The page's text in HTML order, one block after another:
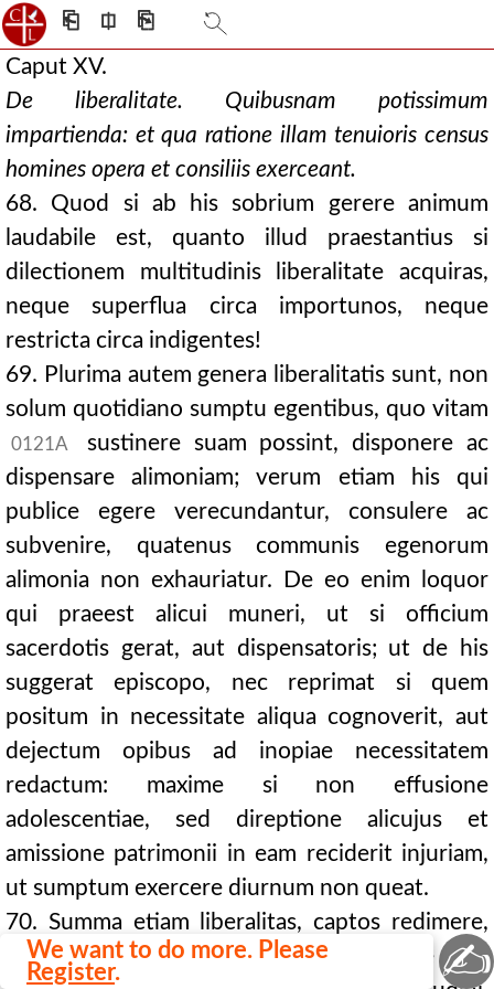
⎗ ⎅ ⎘
We want to do more. Please
Register.
Caput XV.
De liberalitate. Quibusnam potissimum
impartienda: et qua ratione illam tenuioris census
homines opera et consiliis exerceant.
68. Quod si ab his sobrium gerere animum
laudabile est, quanto illud praestantius si
dilectionem multitudinis liberalitate acquiras,
neque superflua circa importunos, neque
restricta circa indigentes!
69. Plurima autem genera liberalitatis sunt, non
solum quotidiano sumptu egentibus, quo vitam
0121A
sustinere suam possint, disponere ac
dispensare alimoniam; verum etiam his qui
publice egere verecundantur, consulere ac
subvenire, quatenus communis egenorum
alimonia non exhauriatur. De eo enim loquor
qui praeest alicui muneri, ut si officium
sacerdotis gerat, aut dispensatoris; ut de his
suggerat episcopo, nec reprimat si quem
positum in necessitate aliqua cognoverit, aut
dejectum opibus ad inopiae necessitatem
redactum: maxime si non effusione
adolescentiae, sed direptione alicujus et
amissione patrimonii in eam reciderit injuriam,
ut sumptum exercere diurnum non queat.
70. Summa etiam liberalitas, captos redimere,
eripere ex hostium manibus, subtrahere neci
✍